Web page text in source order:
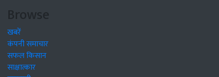
Browse
खबरें
कंपनी समाचार
सफल किसान
साक्षात्कार